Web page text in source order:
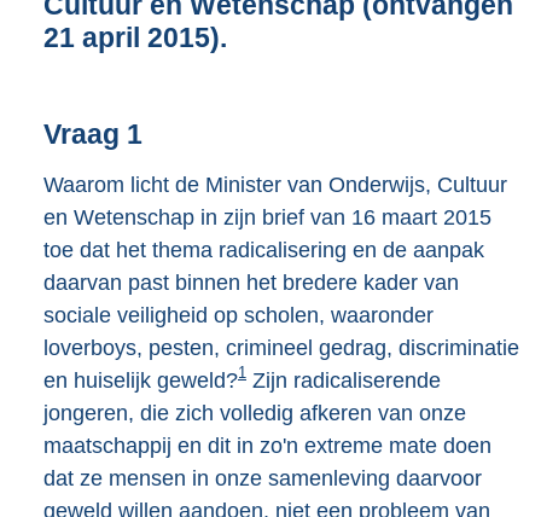
21 april 2015).
Vraag 1
Waarom licht de Minister van Onderwijs, Cultuur
en Wetenschap in zijn brief van 16 maart 2015
toe dat het thema radicalisering en de aanpak
daarvan past binnen het bredere kader van
sociale veiligheid op scholen, waaronder
loverboys, pesten, crimineel gedrag, discriminatie
en huiselijk geweld?1 Zijn radicaliserende
jongeren, die zich volledig afkeren van onze
maatschappij en dit in zo'n extreme mate doen
dat ze mensen in onze samenleving daarvoor
geweld willen aandoen, niet een probleem van